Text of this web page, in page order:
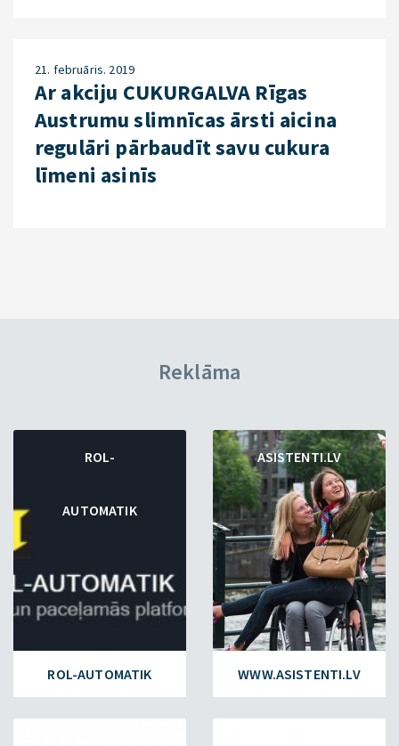
21. februāris. 2019
Ar akciju CUKURGALVA Rīgas
Austrumu slimnīcas ārsti aicina
regulāri pārbaudīt savu cukura
līmeni asinīs
Reklāma
ROL-
AUTOMATIK
ROL-AUTOMATIK
ASISTENTI.LV
WWW.ASISTENTI.LV